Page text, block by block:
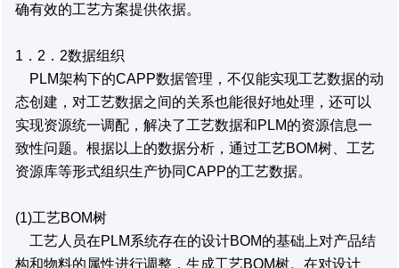
确有效的工艺方案提供依据。
1．2．2数据组织
PLM架构下的CAPP数据管理，不仅能实现工艺数据的动
态创建，对工艺数据之间的关系也能很好地处理，还可以
实现资源统一调配，解决了工艺数据和PLM的资源信息一
致性问题。根据以上的数据分析，通过工艺BOM树、工艺
资源库等形式组织生产协同CAPP的工艺数据。
(1)工艺BOM树
工艺人员在PLM系统存在的设计BOM的基础上对产品结
构和物料的属性进行调整，生成工艺BOM树。在对设计